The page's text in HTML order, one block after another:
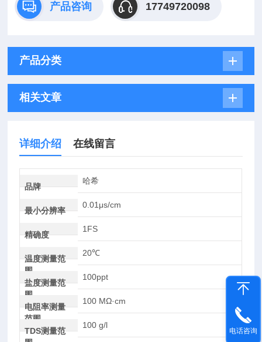
产品咨询 17749720098
产品分类
相关文章
详细介绍 在线留言
品牌
哈希
最小分辨率
0.01μs/cm
精确度
1FS
温度测量范
围
20℃
盐度测量范
围
100ppt
电阻率测量
范围
100 MΩ·cm
TDS测量范
100 g/l
电话咨询